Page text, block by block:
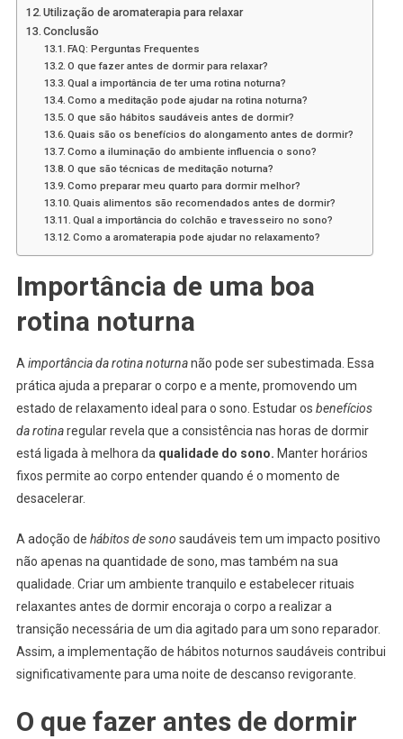
Utilização de aromaterapia para relaxar
Conclusão
FAQ: Perguntas Frequentes
O que fazer antes de dormir para relaxar?
Qual a importância de ter uma rotina noturna?
Como a meditação pode ajudar na rotina noturna?
O que são hábitos saudáveis antes de dormir?
Quais são os benefícios do alongamento antes de dormir?
Como a iluminação do ambiente influencia o sono?
O que são técnicas de meditação noturna?
Como preparar meu quarto para dormir melhor?
Quais alimentos são recomendados antes de dormir?
Qual a importância do colchão e travesseiro no sono?
Como a aromaterapia pode ajudar no relaxamento?
Importância de uma boa
rotina noturna
Aimportância da rotina noturnanão pode ser subestimada. Essa
prática ajuda a preparar o corpo e a mente, promovendo um
estado de relaxamento ideal para o sono. Estudar os benefícios
da rotinaregular revela que a consistência nas horas de dormir
está ligada à melhora da qualidade do sono. Manter horários
fixos permite ao corpo entender quando é o momento de
desacelerar.
A adoção de hábitos de sono saudáveis tem um impacto positivo
não apenas na quantidade de sono, mas também na sua
qualidade. Criar um ambiente tranquilo e estabelecer rituais
relaxantes antes de dormir encoraja o corpo a realizar a
transição necessária de um dia agitado para um sono reparador.
Assim, a implementação de hábitos noturnos saudáveis contribui
significativamente para uma noite de descanso revigorante.
O que fazer antes de dormir